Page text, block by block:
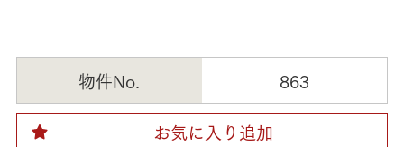
物件No. 863
お気に入り追加